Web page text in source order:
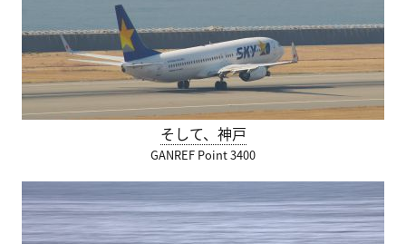
そして、神戸
GANREF Point 3400